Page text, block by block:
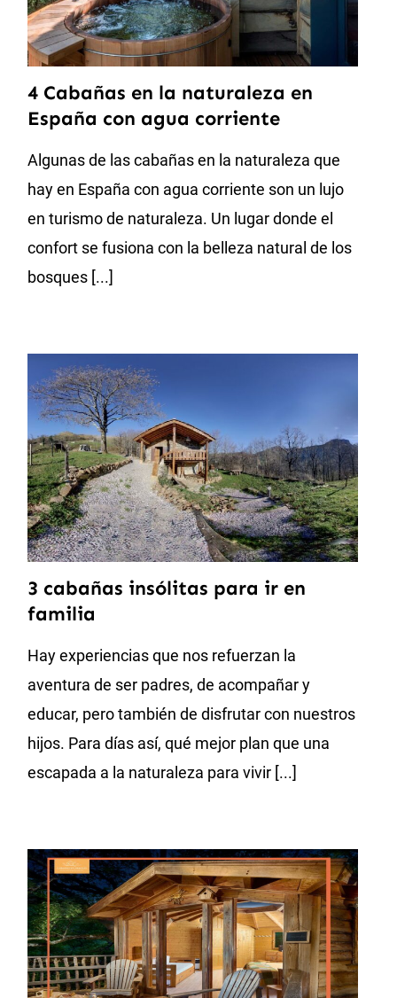
4 Cabañas en la naturaleza en
España con agua corriente
Algunas de las cabañas en la naturaleza que
hay en España con agua corriente son un lujo
en turismo de naturaleza. Un lugar donde el
confort se fusiona con la belleza natural de los
bosques [...]
3 cabañas insólitas para ir en
familia
Hay experiencias que nos refuerzan la
aventura de ser padres, de acompañar y
educar, pero también de disfrutar con nuestros
hijos. Para días así, qué mejor plan que una
escapada a la naturaleza para vivir [...]